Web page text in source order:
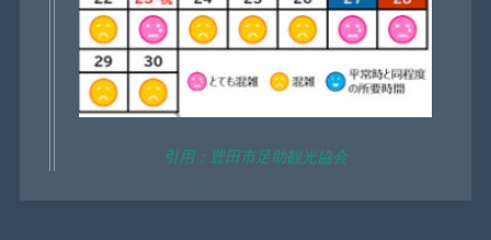
引用：豊田市足助観光協会